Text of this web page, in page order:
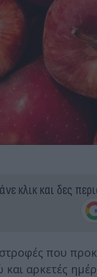
κλικ και δες
που
και αρκετές